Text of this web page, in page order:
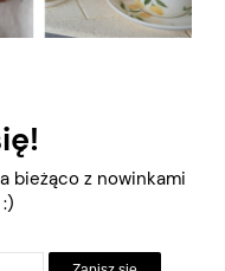
bieżąco z nowinkami